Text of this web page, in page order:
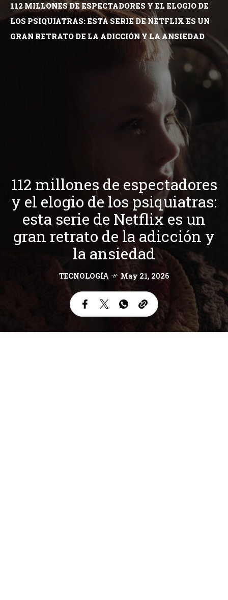
112 MILLONES DE ESPECTADORES Y EL ELOGIO DE
LOS PSIQUIATRAS: ESTA SERIE DE NETFLIX ES UN
GRAN RETRATO DE LA ADICCIÓN Y LA ANSIEDAD
112 millones de espectadores
y el elogio de los psiquiatras:
esta serie de Netflix es un
gran retrato de la adicción y
la ansiedad
TECNOLOGÍA May 21, 2026